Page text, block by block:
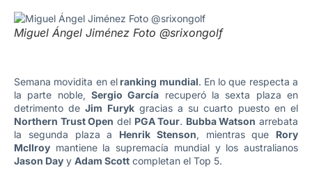
Miguel Ángel Jiménez Foto @srixongolf
Semana movidita en elranking mundial. En lo que respecta a
la parte noble, Sergio García recuperó la sexta plaza en
detrimento deJim Furykgracias a su cuarto puesto en el
Northern Trust Open del PGA Tour. Bubba Watson arrebata
la segunda plaza a Henrik Stenson, mientras que Rory
McIlroy mantiene la supremacía mundial y los australianos
Jason Day y Adam Scott completan el Top 5.